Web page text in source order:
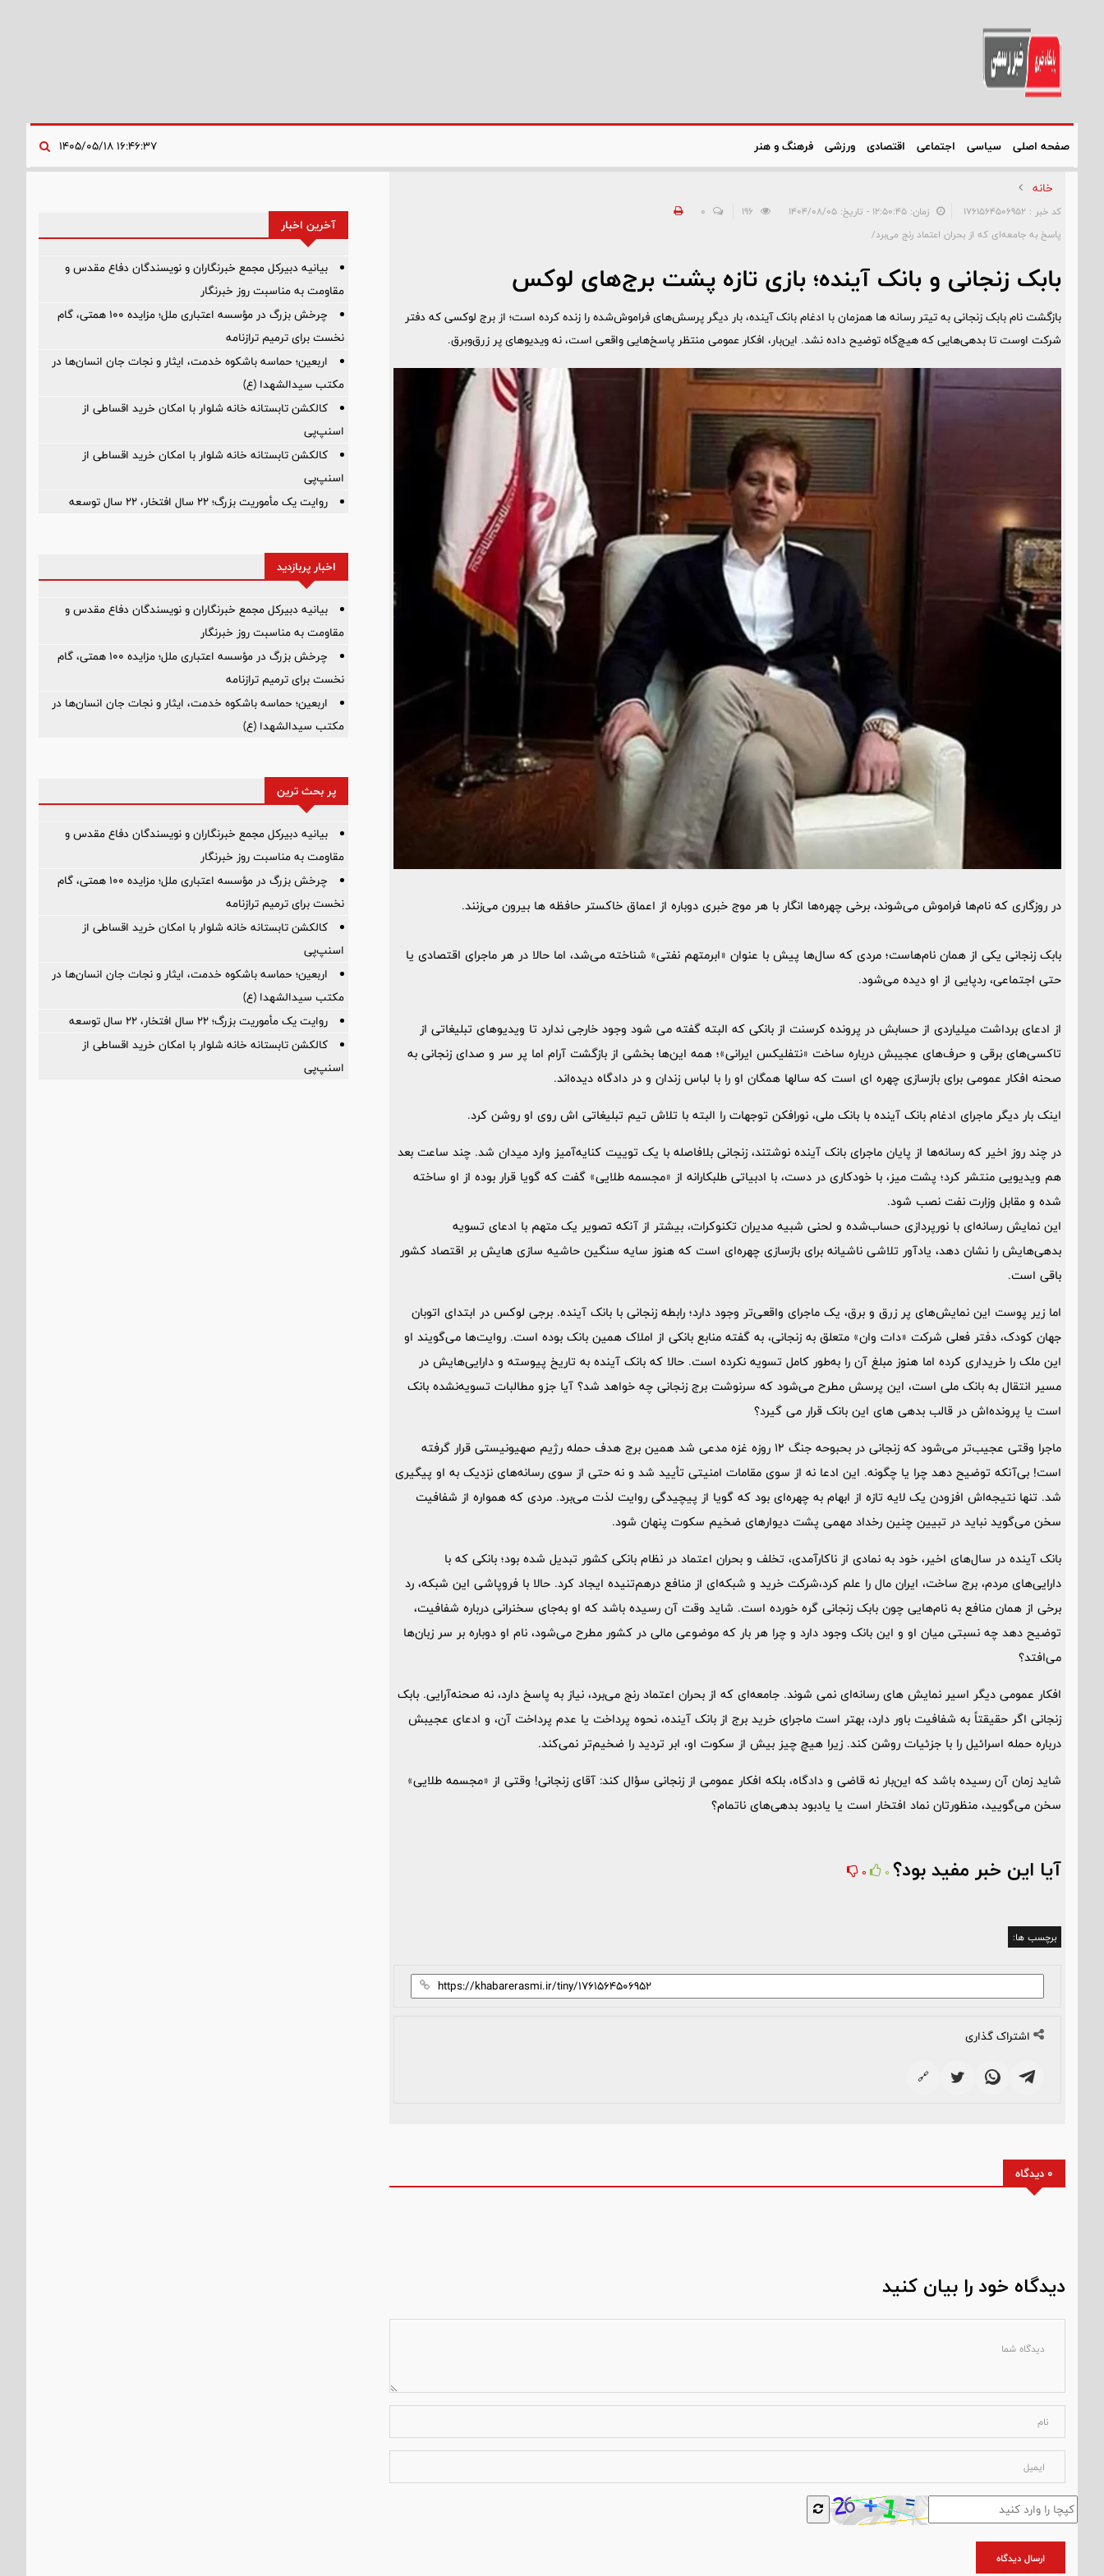
صفحه اصلی سیاسی اجتماعی اقتصادی ورزشی فرهنگ و هنر
خانه
کد خبر : 1761564506952 زمان: ۱۲:۵۰:۴۵ - تاریخ: ۱۴۰۴/۰۸/۰۵
0
پاسخ به جامعه‌ای که از بحران اعتماد رنج می‌برد/
بابک زنجانی و بانک آینده؛ بازی تازه پشت برج‌های لوکس
بازگشت نام بابک زنجانی به تیتر رسانه ها همزمان با ادغام بانک آینده، بار دیگر پرسش‌های فراموش‌شده را زنده کرده است؛ از برج لوکسی که دفتر
شرکت اوست تا بدهی‌هایی که هیچ‌گاه توضیح داده نشد. این‌بار، افکار عمومی منتظر پاسخ‌هایی واقعی است، نه ویدیوهای پر زرق‌وبرق.
در روزگاری که نام‌ها فراموش می‌شوند، برخی چهره‌ها انگار با هر موج خبری دوباره از اعماق خاکستر حافظه ها بیرون می‌زنند.
بابک زنجانی یکی از همان نام‌هاست؛ مردی که سال‌ها پیش با عنوان «ابرمتهم نفتی» شناخته می‌شد، اما حالا در هر ماجرای اقتصادی یا
حتی اجتماعی، ردپایی از او دیده می‌شود.
از ادعای برداشت میلیاردی‌ از حسابش در پرونده کرسنت از بانکی که البته گفته می شود وجود خارجی ندارد تا ویدیوهای تبلیغاتی از
تاکسی‌های برقی و حرف‌های عجیبش درباره ساخت «نتفلیکس ایرانی»؛ همه این‌ها بخشی از بازگشت آرام اما پر سر و صدای زنجانی به
صحنه افکار عمومی برای بازسازی چهره ای است که سالها همگان او را با لباس زندان و در دادگاه دیده‌اند.
اینک بار دیگر ماجرای ادغام بانک آینده با بانک ملی، نورافکن توجهات را البته با تلاش تیم تبلیغاتی اش روی او روشن کرد.
در چند روز اخیر که رسانه‌ها از پایان ماجرای بانک آینده نوشتند، زنجانی بلافاصله با یک توییت کنایه‌آمیز وارد میدان شد. چند ساعت بعد
هم ویدیویی منتشر کرد؛ پشت میز، با خودکاری در دست، با ادبیاتی طلبکارانه از «مجسمه طلایی» گفت که گویا قرار بوده از او ساخته
شده و مقابل وزارت نفت نصب شود.
این نمایش رسانه‌ای با نورپردازی حساب‌شده و لحنی شبیه مدیران تکنوکرات، بیشتر از آنکه تصویر یک متهم با ادعای تسویه
بدهی‌هایش را نشان دهد، یادآور تلاشی ناشیانه برای بازسازی چهره‌ای است که هنوز سایه سنگین حاشیه سازی هایش بر اقتصاد کشور
باقی است.
اما زیر پوست این نمایش‌های پر زرق و برق، یک ماجرای واقعی‌تر وجود دارد؛ رابطه زنجانی با بانک آینده. برجی لوکس در ابتدای اتوبان
جهان کودک، دفتر فعلی شرکت «دات وان» متعلق به زنجانی، به گفته منابع بانکی از املاک همین بانک بوده است. روایت‌ها می‌گویند او
این ملک را خریداری کرده اما هنوز مبلغ آن را به‌طور کامل تسویه نکرده است. حالا که بانک آینده به تاریخ پیوسته و دارایی‌هایش در
مسیر انتقال به بانک ملی است، این پرسش مطرح می‌شود که سرنوشت برج زنجانی چه خواهد شد؟ آیا جزو مطالبات تسویه‌نشده بانک
است یا پرونده‌اش در قالب بدهی های این بانک قرار می گیرد؟
ماجرا وقتی عجیب‌تر می‌شود که زنجانی در بحبوحه جنگ 12 روزه غزه مدعی شد همین برج هدف حمله رژیم صهیونیستی قرار گرفته
است! بی‌آنکه توضیح دهد چرا یا چگونه. این ادعا نه از سوی مقامات امنیتی تأیید شد و نه حتی از سوی رسانه‌های نزدیک به او پیگیری
شد. تنها نتیجه‌اش افزودن یک لایه تازه از ابهام به چهره‌ای بود که گویا از پیچیدگی روایت لذت می‌برد. مردی که همواره از شفافیت
سخن می‌گوید نباید در تبیین چنین رخداد مهمی پشت دیوارهای ضخیم سکوت پنهان شود.
بانک آینده در سال‌های اخیر، خود به نمادی از ناکارآمدی، تخلف و بحران اعتماد در نظام بانکی کشور تبدیل شده بود؛ بانکی که با
دارایی‌های مردم، برج ساخت، ایران مال را علم کرد،شرکت خرید و شبکه‌ای از منافع درهم‌تنیده ایجاد کرد. حالا با فروپاشی این شبکه، رد
برخی از همان منافع به نام‌هایی چون بابک زنجانی گره خورده است. شاید وقت آن رسیده باشد که او به‌جای سخنرانی درباره شفافیت،
توضیح دهد چه نسبتی میان او و این بانک وجود دارد و چرا هر بار که موضوعی مالی در کشور مطرح می‌شود، نام او دوباره بر سر زبان‌ها
می‌افتد؟
افکار عمومی دیگر اسیر نمایش های رسانه‌ای نمی شوند. جامعه‌ای که از بحران اعتماد رنج می‌برد، نیاز به پاسخ دارد، نه صحنه‌آرایی. بابک
زنجانی اگر حقیقتاً به شفافیت باور دارد، بهتر است ماجرای خرید برج از بانک آینده، نحوه پرداخت یا عدم پرداخت آن، و ادعای عجیبش
درباره حمله اسرائیل را با جزئیات روشن کند. زیرا هیچ چیز بیش از سکوت او، ابر تردید را ضخیم‌تر نمی‌کند.
شاید زمان آن رسیده باشد که این‌بار نه قاضی و دادگاه، بلکه افکار عمومی از زنجانی سؤال کند: آقای زنجانی! وقتی از «مجسمه طلایی»
سخن می‌گویید، منظورتان نماد افتخار است یا یادبود بدهی‌های ناتمام؟
آیا این خبر مفید بود؟ 0
0
برچسب ها:
اشتراک گذاری
🔗
0 دیدگاه
دیدگاه خود را بیان کنید
ارسال دیدگاه
آخرین اخبار
بیانیه دبیرکل مجمع خبرنگاران و نویسندگان دفاع مقدس و
مقاومت به مناسبت روز خبرنگار
چرخش بزرگ در مؤسسه اعتباری ملل؛ مزایده ۱۰۰ همتی، گام
نخست برای ترمیم ترازنامه
اربعین؛ حماسه باشکوه خدمت، ایثار و نجات جان انسان‌ها در
مکتب سیدالشهدا (ع)
کالکشن تابستانه خانه شلوار با امکان خرید اقساطی از
اسنپ‌پی
کالکشن تابستانه خانه شلوار با امکان خرید اقساطی از
اسنپ‌پی
روایت یک مأموریت بزرگ؛ ۲۲ سال افتخار، ۲۲ سال توسعه
اخبار پربازدید
بیانیه دبیرکل مجمع خبرنگاران و نویسندگان دفاع مقدس و
مقاومت به مناسبت روز خبرنگار
چرخش بزرگ در مؤسسه اعتباری ملل؛ مزایده ۱۰۰ همتی، گام
نخست برای ترمیم ترازنامه
اربعین؛ حماسه باشکوه خدمت، ایثار و نجات جان انسان‌ها در
مکتب سیدالشهدا (ع)
پر بحث ترین
بیانیه دبیرکل مجمع خبرنگاران و نویسندگان دفاع مقدس و
مقاومت به مناسبت روز خبرنگار
چرخش بزرگ در مؤسسه اعتباری ملل؛ مزایده ۱۰۰ همتی، گام
نخست برای ترمیم ترازنامه
کالکشن تابستانه خانه شلوار با امکان خرید اقساطی از
اسنپ‌پی
اربعین؛ حماسه باشکوه خدمت، ایثار و نجات جان انسان‌ها در
مکتب سیدالشهدا (ع)
روایت یک مأموریت بزرگ؛ ۲۲ سال افتخار، ۲۲ سال توسعه
کالکشن تابستانه خانه شلوار با امکان خرید اقساطی از
اسنپ‌پی